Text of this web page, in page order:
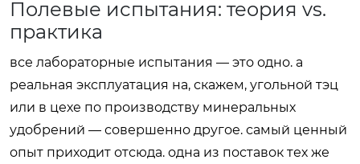
Полевые испытания: теория vs.
практика
все лабораторные испытания — это одно. а
реальная эксплуатация на, скажем, угольной тэц
или в цехе по производству минеральных
удобрений — совершенно другое. самый ценный
опыт приходит отсюда. одна из поставок тех же